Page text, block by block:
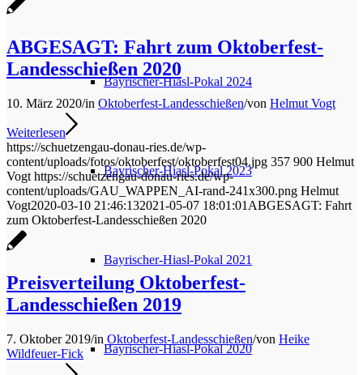
Bayrischer-Hiasl-Pokal 2024
Bayrischer-Hiasl-Pokal 2023
Bayrischer-Hiasl-Pokal 2021
Bayrischer-Hiasl-Pokal 2020
ABGESAGT: Fahrt zum Oktoberfest-
Landesschießen 2020
10. März 2020/in Oktoberfest-Landesschießen/von Helmut Vogt
Weiterlesen
https://schuetzengau-donau-ries.de/wp-
content/uploads/fotos/oktoberfest/oktoberfest04.jpg 357 900 Helmut
Vogt https://schuetzengau-donau-ries.de/wp-
content/uploads/GAU_WAPPEN_AI-rand-241x300.png Helmut
Vogt2020-03-10 21:46:132021-05-07 18:01:01 ABGESAGT: Fahrt
zum Oktoberfest-Landesschießen 2020
Preisverteilung Oktoberfest-
Landesschießen 2019
7. Oktober 2019/in Oktoberfest-Landesschießen/von Heike
Wildfeuer-Fick